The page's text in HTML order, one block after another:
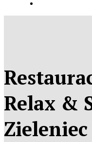
Relax &